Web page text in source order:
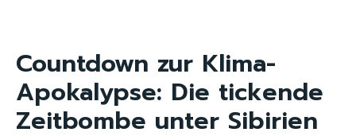
Countdown zur Klima-
Apokalypse: Die tickende
Zeitbombe unter Sibirien